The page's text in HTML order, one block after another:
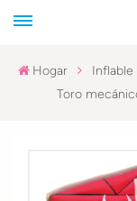
Hogar Inflable
Toro